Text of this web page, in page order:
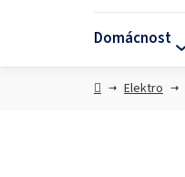
Domácnost
DomůElektro